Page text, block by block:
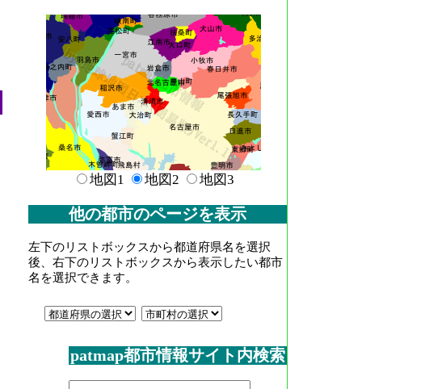
地図1 地図2 地図3
他の都市のページを表示
左下のリストボックスから都道府県名を選択
後、右下のリストボックスから表示したい都市
名を選択できます。
patmap都市情報サイト内検索